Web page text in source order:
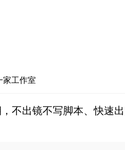
家工作室
不出镜不写脚本、快速